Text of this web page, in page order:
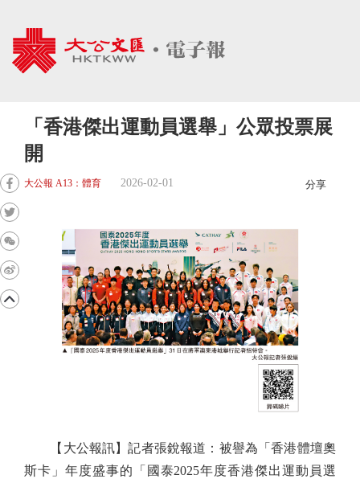
「香港傑出運動員選舉」公眾投票展
開
大公報 A13：體育 2026-02-01 分享
【大公報訊】記者張銳報道：被譽為「香港體壇奧
斯卡」年度盛事的「國泰2025年度香港傑出運動員選